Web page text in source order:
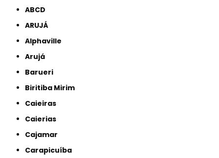
ABCD
ARUJÁ
Alphaville
Arujá
Barueri
Biritiba Mirim
Caieiras
Caierias
Cajamar
Carapicuíba